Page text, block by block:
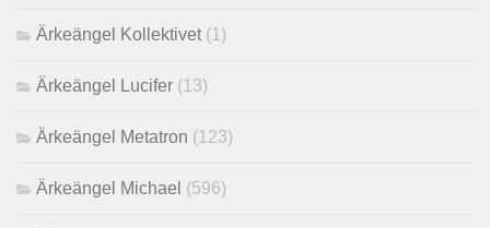
Ärkeängel Kollektivet(1)
Ärkeängel Lucifer (13)
Ärkeängel Metatron (123)
Ärkeängel Michael (596)